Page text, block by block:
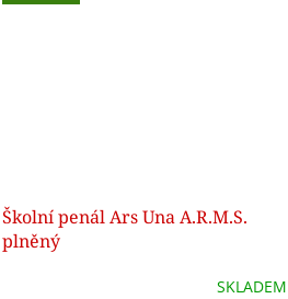
Školní penál Ars Una A.R.M.S.
plněný
SKLADEM